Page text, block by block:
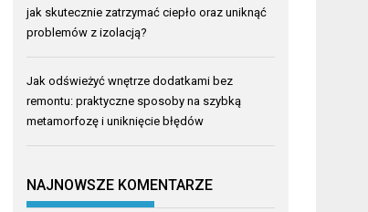
jak skutecznie zatrzymać ciepło oraz uniknąć
problemów z izolacją?
Jak odświeżyć wnętrze dodatkami bez
remontu: praktyczne sposoby na szybką
metamorfozę i uniknięcie błędów
NAJNOWSZE KOMENTARZE